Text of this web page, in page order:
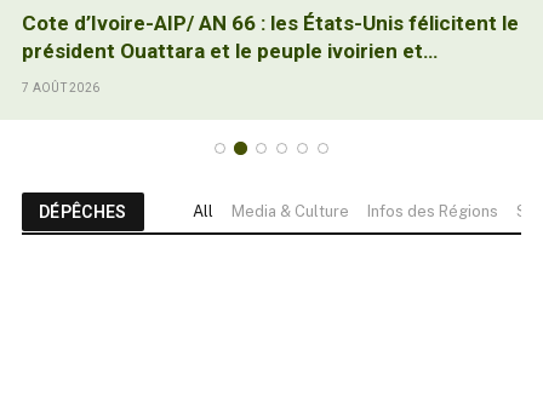
Cote d’Ivoire-AIP/ AN 66 : les États-Unis félicitent le
président Ouattara et le peuple ivoirien et
réaffirment leur engagement à renforcer le
7 AOÛT 2026
DÉPÊCHES All Media & Culture Infos des Régions